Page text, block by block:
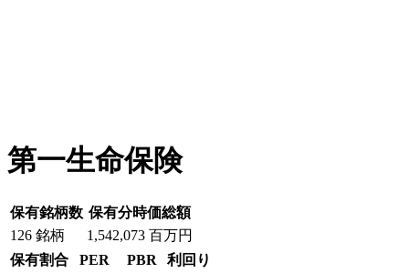
第一生命保険
保有銘柄数 保有分時価総額
126 銘柄 1,542,073 百万円
保有割合
PER PBR
利回り